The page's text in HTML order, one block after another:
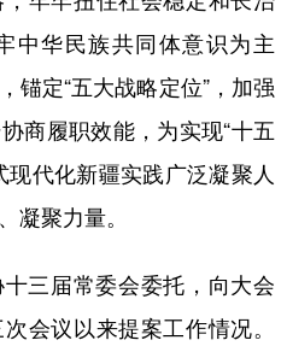
中华民族共同体意识为主
锚定“五大战略定位”，加强
商履职效能，为实现“十五
代化新疆实践广泛凝聚人
凝聚力量。
三届常委会委托，向大会
会议以来提案工作情况。